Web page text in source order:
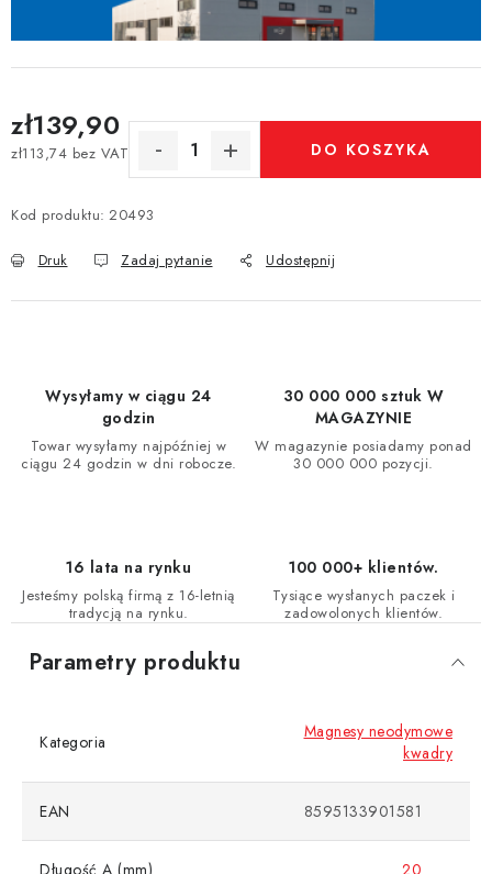
zł139,90
zł113,74 bez VAT
Cena jednostkowa:
DO KOSZYKA
Kod produktu: 20493
Druk Zadaj pytanie Udostępnij
Wysyłamy w ciągu 24
godzin
Towar wysyłamy najpóźniej w
ciągu 24 godzin w dni robocze.
30 000 000 sztuk W
MAGAZYNIE
W magazynie posiadamy ponad
30 000 000 pozycji.
16 lata na rynku
Jesteśmy polską firmą z 16-letnią
tradycją na rynku.
100 000+ klientów.
Tysiące wysłanych paczek i
zadowolonych klientów.
Parametry produktu
Kategoria
Magnesy neodymowe
kwadry
EAN 8595133901581